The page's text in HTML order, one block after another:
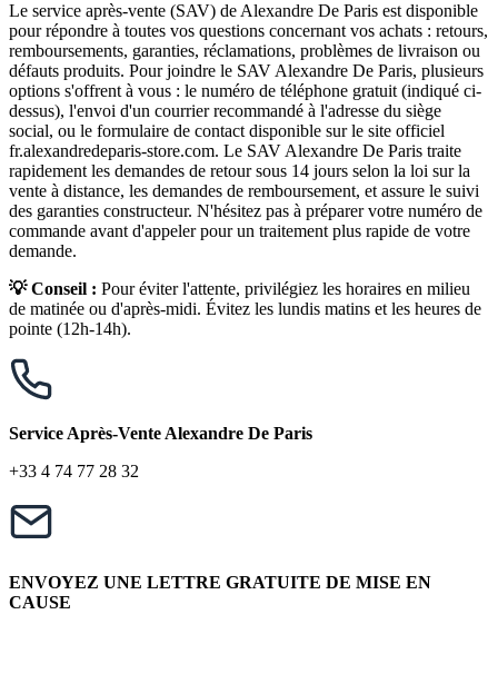
Le service après-vente (SAV) de Alexandre De Paris est disponible
pour répondre à toutes vos questions concernant vos achats : retours,
remboursements, garanties, réclamations, problèmes de livraison ou
défauts produits. Pour joindre le SAV Alexandre De Paris, plusieurs
options s'offrent à vous : le numéro de téléphone gratuit (indiqué ci-
dessus), l'envoi d'un courrier recommandé à l'adresse du siège
social, ou le formulaire de contact disponible sur le site officiel
fr.alexandredeparis-store.com. Le SAV Alexandre De Paris traite
rapidement les demandes de retour sous 14 jours selon la loi sur la
vente à distance, les demandes de remboursement, et assure le suivi
des garanties constructeur. N'hésitez pas à préparer votre numéro de
commande avant d'appeler pour un traitement plus rapide de votre
demande.
💡 Conseil : Pour éviter l'attente, privilégiez les horaires en milieu
de matinée ou d'après-midi. Évitez les lundis matins et les heures de
pointe (12h-14h).
Service Après-Vente Alexandre De Paris
+33 4 74 77 28 32
ENVOYEZ UNE LETTRE GRATUITE DE MISE EN
CAUSE